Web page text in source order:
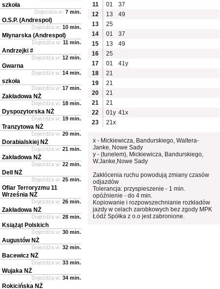
11
01
37
12
13
49
13
25
14
01
37
15
13
49
16
25
17
01
41y
18
21
19
21
20
21
21
21
22
01y 41x
23
21x
x - Mickiewicza, Bandurskiego, Waltera-
Janke, Nowe Sady
y - (tunelem), Mickiewicza, Bandurskiego,
W.Janke,Nowe Sady
Zakłócenia ruchu powodują zmiany czasów
odjazdów
Tolerancja: przyspieszenie - 1 min.
opóźnienie - do 4 min.
Kopiowanie i rozpowszechnianie rozkładów
jazdy w celach zarobkowych bez zgody MPK
Łódź Spółka z o.o jest zabronione.
szkoła
Dojeżdża w: 7 min.
O.S.P. (Andrespol)
Dojeżdża w: 10 min.
Młynarska (Andrespol)
Dojeżdża w: 11 min.
Andrzejki #
Dojeżdża w: 12 min.
Gwarna
Dojeżdża w: 14 min.
szkoła
Dojeżdża w: 17 min.
Zakładowa NŻ
Dojeżdża w: 18 min.
Dyspozytorska NŻ
Dojeżdża w: 19 min.
Tranzytowa NŻ
Dojeżdża w: 20 min.
Dorabialskiej NŻ
Dojeżdża w: 21 min.
Zakładowa NŻ
Dojeżdża w: 22 min.
Dell NŻ
Dojeżdża w: 25 min.
Ofiar Terroryzmu 11
Września NŻ
Dojeżdża w: 26 min.
Zakładowa NŻ
Dojeżdża w: 28 min.
Książąt Polskich
Dojeżdża w: 30 min.
Augustów NŻ
Dojeżdża w: 32 min.
Bacewicz NŻ
Dojeżdża w: 33 min.
Wujaka NŻ
Dojeżdża w: 34 min.
Rokicińska NŻ